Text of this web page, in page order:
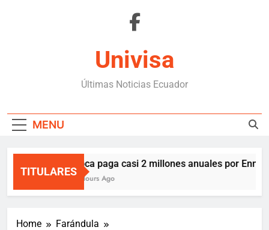
Univisa
Últimas Noticias Ecuador
MENU
TITULARES
Boca paga casi 2 millones anuales por Enner
2 Hours Ago
Home
Farándula